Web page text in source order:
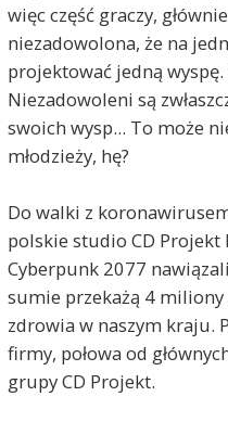
więc część graczy,
niezadowolona, że na
projektować jedną
Niezadowoleni są
swoich wysp... To może
młodzieży, hę?
Do walki z
polskie studio CD Projekt
Cyberpunk 2077
sumie przekażą 4 miliony
zdrowia w naszym kraju.
firmy, połowa od
grupy CD Projekt.